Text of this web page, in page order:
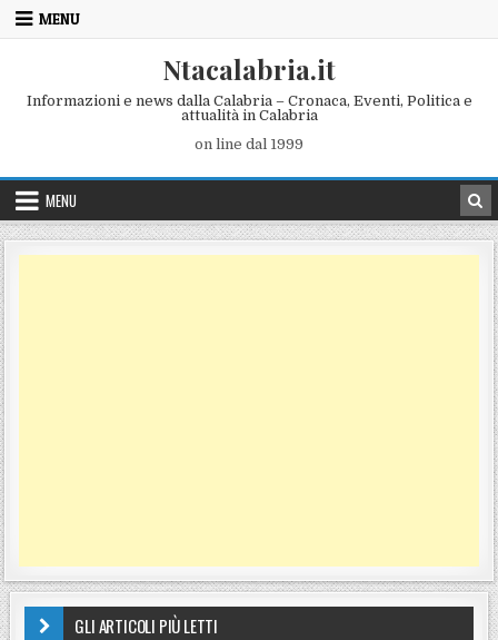
Skip to content
MENU
Ntacalabria.it
Informazioni e news dalla Calabria – Cronaca, Eventi, Politica e
attualità in Calabria
on line dal 1999
MENU
GLI ARTICOLI PIÙ LETTI